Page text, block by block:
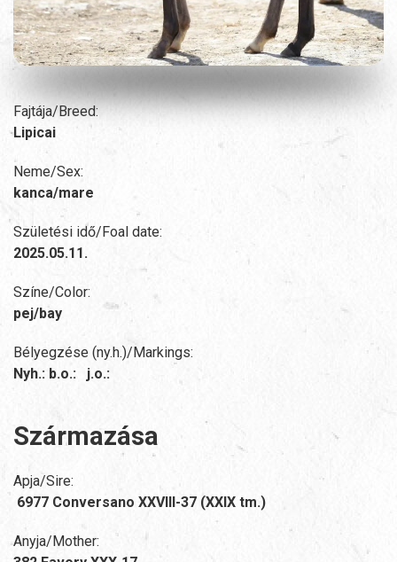
Fajtája/Breed:
Lipicai
Neme/Sex:
kanca/mare
Születési idő/Foal date:
2025.05.11.
Színe/Color:
pej/bay
Bélyegzése (ny.h.)/Markings:
Nyh.: b.o.: j.o.:
Származása
Apja/Sire:
6977 Conversano XXVIII-37 (XXIX tm.)
Anyja/Mother: